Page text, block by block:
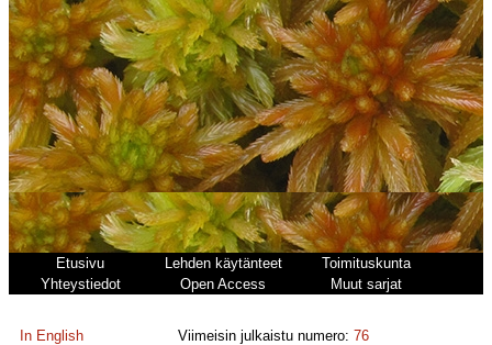
Etusivu Lehden käytänteet
Toimituskunta
Yhteystiedot
Open Access Muut sarjat
In English Viimeisin julkaistu numero:76